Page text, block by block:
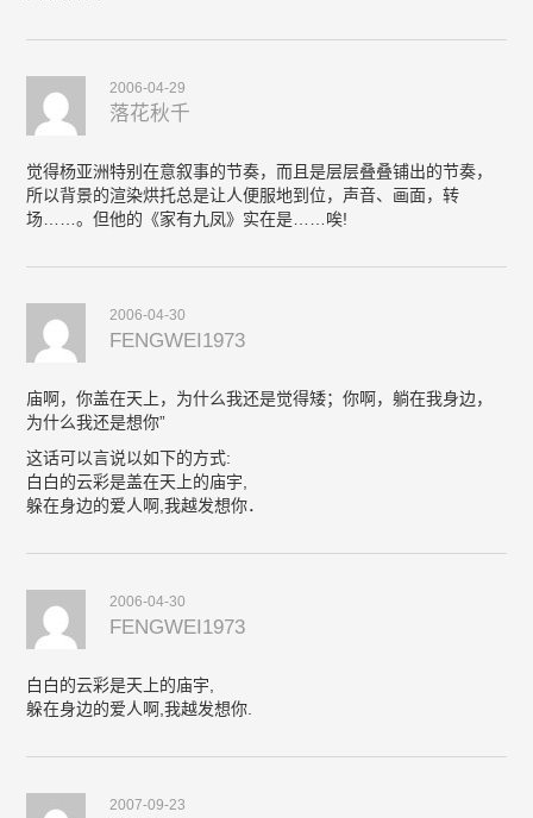
2006-04-29
落花秋千
觉得杨亚洲特别在意叙事的节奏，而且是层层叠叠铺出的节奏，
所以背景的渲染烘托总是让人便服地到位，声音、画面，转
场……。但他的《家有九凤》实在是……唉!
2006-04-30
FENGWEI1973
庙啊，你盖在天上，为什么我还是觉得矮；你啊，躺在我身边，
为什么我还是想你”
这话可以言说以如下的方式:
白白的云彩是盖在天上的庙宇,
躲在身边的爱人啊,我越发想你．
2006-04-30
FENGWEI1973
白白的云彩是天上的庙宇,
躲在身边的爱人啊,我越发想你.
2007-09-23